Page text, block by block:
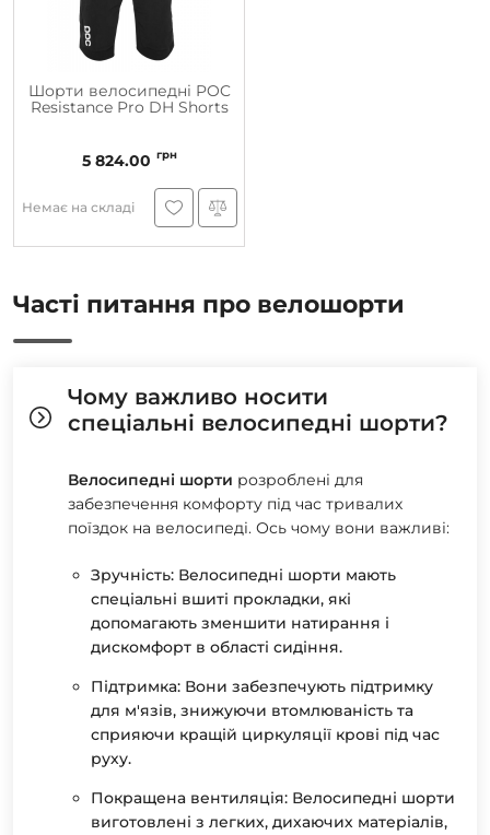
Шорти велосипедні POC
Resistance Pro DH Shorts
5 824.00 грн
Немає на складі
Часті питання про велошорти
Чому важливо носити
спеціальні велосипедні шорти?
Велосипедні шорти розроблені для
забезпечення комфорту під час тривалих
поїздок на велосипеді. Ось чому вони важливі:
Зручність: Велосипедні шорти мають
спеціальні вшиті прокладки, які
допомагають зменшити натирання і
дискомфорт в області сидіння.
Підтримка: Вони забезпечують підтримку
для м'язів, знижуючи втомлюваність та
сприяючи кращій циркуляції крові під час
руху.
Покращена вентиляція: Велосипедні шорти
виготовлені з легких, дихаючих матеріалів,